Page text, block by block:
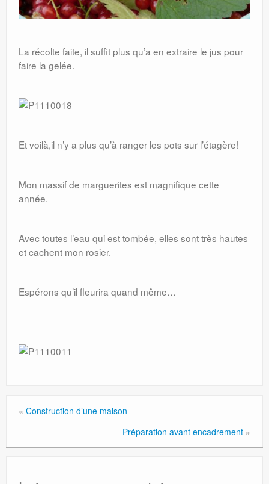
La récolte faite, il suffit plus qu’a en extraire le jus pour
faire la gelée.
Et voilà,il n’y a plus qu’à ranger les pots sur l’étagère!
Mon massif de marguerites est magnifique cette
année.
Avec toutes l’eau qui est tombée, elles sont très hautes
et cachent mon rosier.
Espérons qu’il fleurira quand même…
« Construction d’une maison
Préparation avant encadrement »